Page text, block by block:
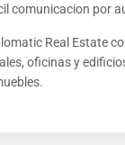
comunicacion por
Real Estate
oficinas y